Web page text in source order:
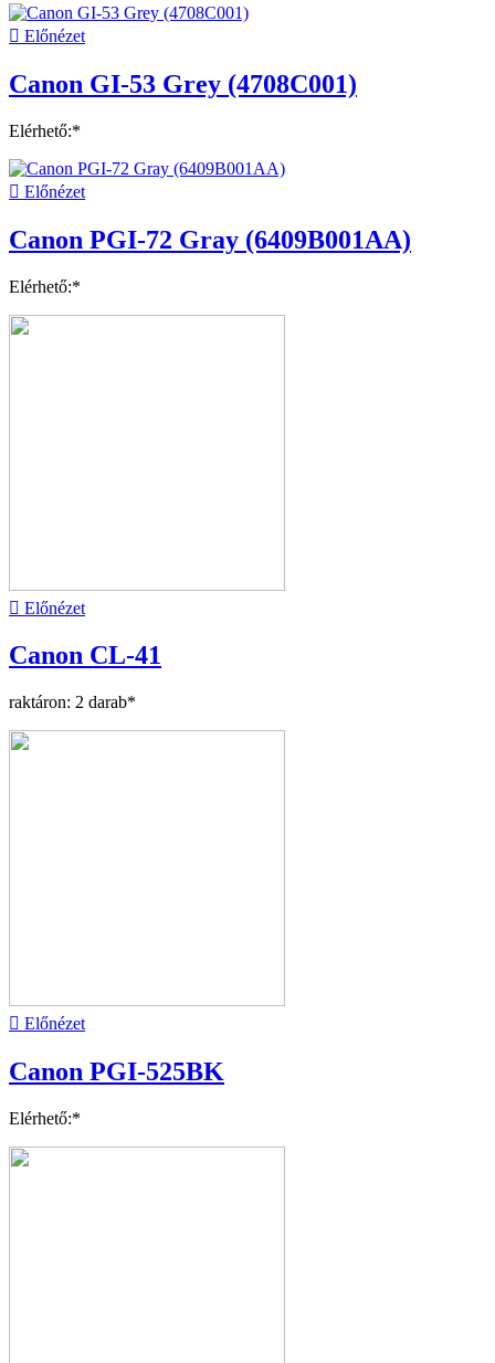
 Előnézet
Canon GI-53 Grey (4708C001)
Elérhető:*
 Előnézet
Canon PGI-72 Gray (6409B001AA)
Elérhető:*
 Előnézet
Canon CL-41
raktáron: 2 darab*
 Előnézet
Canon PGI-525BK
Elérhető:*